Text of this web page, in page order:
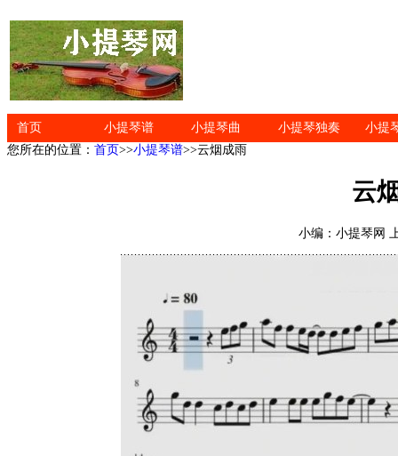
首页 小提琴谱 小提琴曲 小提琴独奏
小提
您所在的位置： 首页>>小提琴谱>>云烟成雨
云
小编：小提琴网